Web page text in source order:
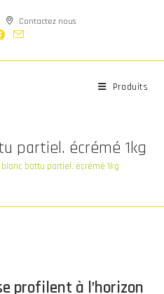
Contactez nous
Produits
partiel. écrémé 1kg
battu partiel. écrémé 1kg
profilent à l’horizon